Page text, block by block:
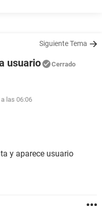
Siguiente Tema
usuario Cerrado
las 06:06
y aparece usuario